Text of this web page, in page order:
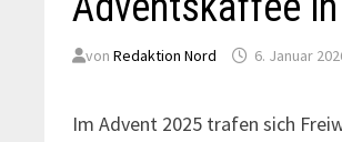
vonRedaktion Nord 6. Januar
Im Advent 2025 trafen sich